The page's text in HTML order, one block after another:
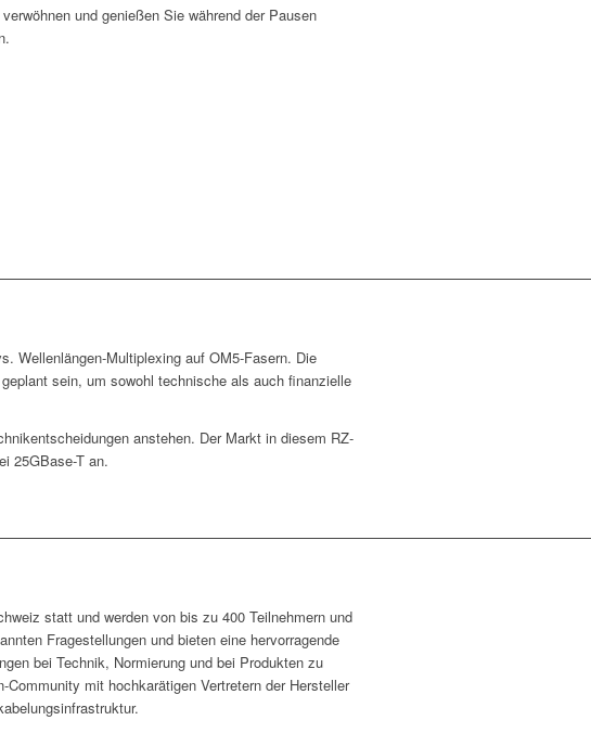
und genießen Sie während der Pausen
Wellenlängen-Multiplexing auf OM5-Fasern. Die
sein, um sowohl technische als auch finanzielle
anstehen. Der Markt in diesem RZ-
25GBase-T an.
statt und werden von bis zu 400 Teilnehmern und
Fragestellungen und bieten eine hervorragende
bei Technik, Normierung und bei Produkten zu
mit hochkarätigen Vertretern der Hersteller